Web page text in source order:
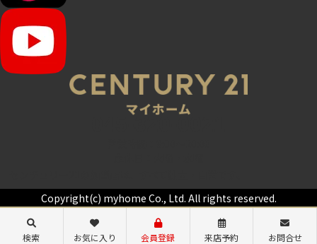
Copyright(c) myhome Co., Ltd. All rights reserved.
検索 お気に入り 会員登録 来店予約 お問合せ